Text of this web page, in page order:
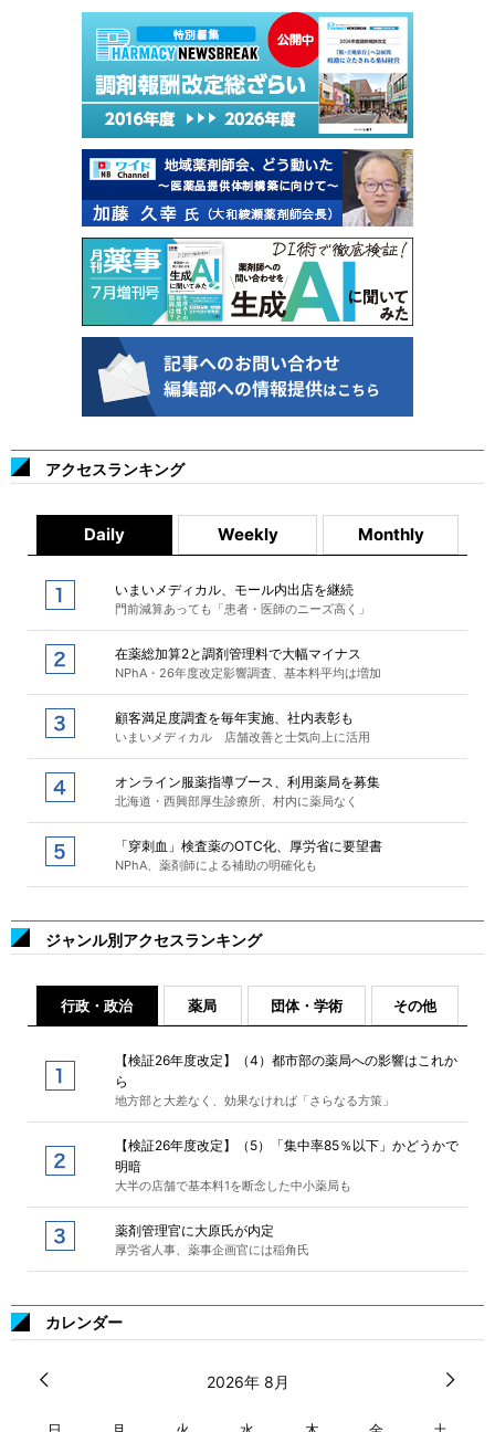
アクセスランキング
Daily Weekly Monthly
いまいメディカル、モール内出店を継続
門前減算あっても「患者・医師のニーズ高く」
在薬総加算2と調剤管理料で大幅マイナス
NPhA・26年度改定影響調査、基本料平均は増加
顧客満足度調査を毎年実施、社内表彰も
いまいメディカル 店舗改善と士気向上に活用
オンライン服薬指導ブース、利用薬局を募集
北海道・西興部厚生診療所、村内に薬局なく
「穿刺血」検査薬のOTC化、厚労省に要望書
NPhA、薬剤師による補助の明確化も
ジャンル別アクセスランキング
行政・政治 薬局 団体・学術 その他
【検証26年度改定】（4）都市部の薬局への影響はこれか
ら
地方部と大差なく、効果なければ「さらなる方策」
【検証26年度改定】（5）「集中率85％以下」かどうかで
明暗
大半の店舗で基本料1を断念した中小薬局も
薬剤管理官に大原氏が内定
厚労省人事、薬事企画官には稲角氏
カレンダー
2026年 8月